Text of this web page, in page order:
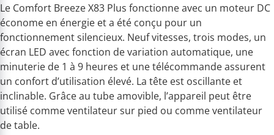
Le Comfort Breeze X83 Plus fonctionne avec un moteur DC
économe en énergie et a été conçu pour un
fonctionnement silencieux. Neuf vitesses, trois modes, un
écran LED avec fonction de variation automatique, une
minuterie de 1 à 9 heures et une télécommande assurent
un confort d’utilisation élevé. La tête est oscillante et
inclinable. Grâce au tube amovible, l’appareil peut être
utilisé comme ventilateur sur pied ou comme ventilateur
de table.